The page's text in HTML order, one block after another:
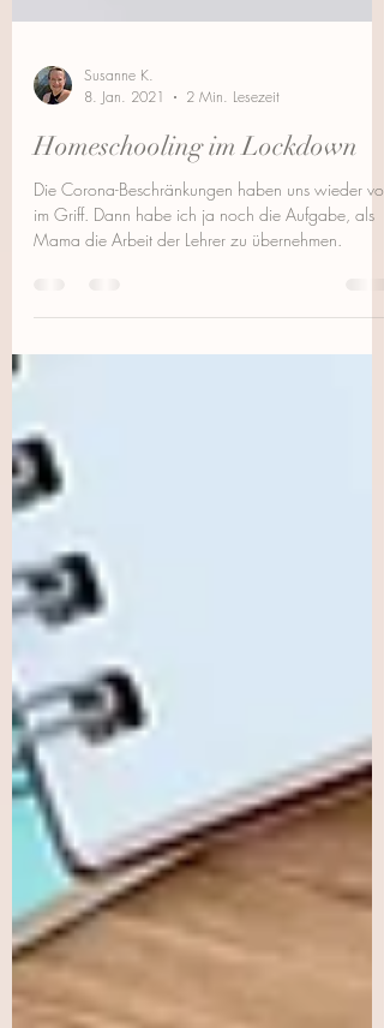
Susanne K.
8. Jan. 2021
2 Min. Lesezeit
Homeschooling im Lockdown
Die Corona-Beschränkungen haben uns wieder voll